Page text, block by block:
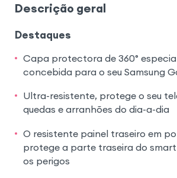
Descrição geral
Destaques
Capa protectora de 360°
concebida para o seu Samsung
Ultra-resistente, protege o seu
quedas e arranhões do dia-a-dia
O resistente painel traseiro em
protege a parte traseira do
os perigos